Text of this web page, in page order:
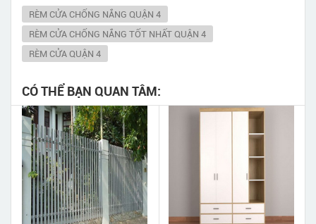
RÈM CỬA CHỐNG NẮNG QUẬN 4
RÈM CỬA CHỐNG NẮNG TỐT NHẤT QUẬN 4
RÈM CỬA QUẬN 4
CÓ THỂ BẠN QUAN TÂM: